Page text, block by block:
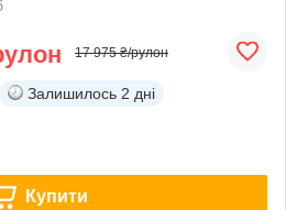
17 975 ₴/рулон
Залишилось 2 дні
Купити